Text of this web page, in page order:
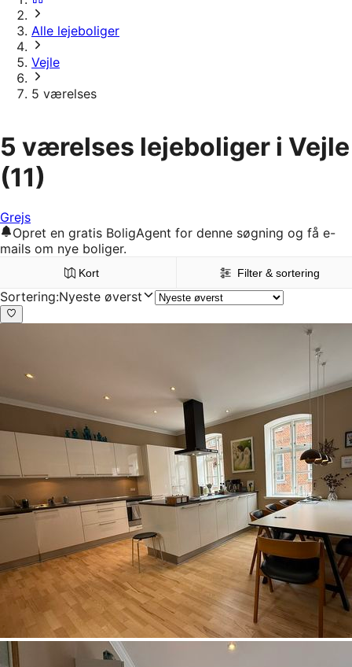
Alle lejeboliger
Vejle
5 værelses
5 værelses lejeboliger i Vejle
(11)
Grejs
Opret en gratis BoligAgent for denne søgning og få e-
mails om nye boliger.
Kort Filter & sortering
Sortering:Nyeste øverst